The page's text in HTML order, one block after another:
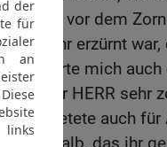
mich vor dem
so sehr erzürnt
erhörte mich
war der HERR sehr
ich betete auch für